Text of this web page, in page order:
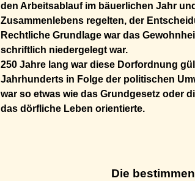
den Arbeitsablauf im bäuerlichen Jahr
Zusammenlebens regelten, der
Rechtliche Grundlage war das
schriftlich niedergelegt war.
250 Jahre lang war diese Dorfordnung
Jahrhunderts in Folge der politischen
war so etwas wie das Grundgesetz oder
das dörfliche Leben orientierte.
Die